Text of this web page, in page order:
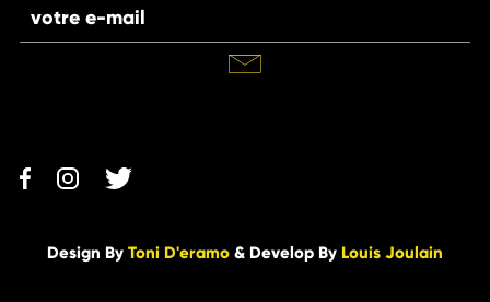
Design By Toni D'eramo & Develop By Louis Joulain